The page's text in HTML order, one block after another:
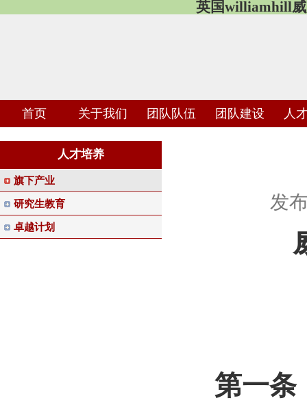
英国williamhill
首页 关于我们 团队队伍 团队建设 人
人才培养
旗下产业
研究生教育
卓越计划
发
第一条